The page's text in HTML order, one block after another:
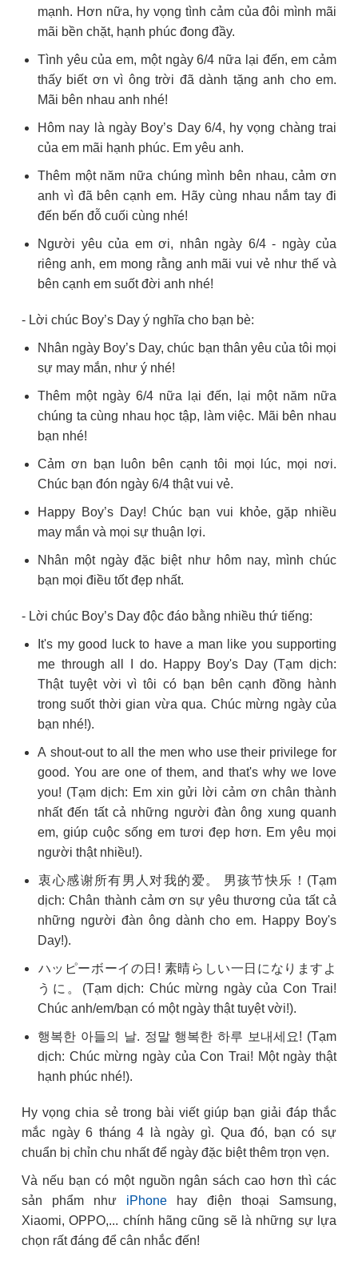
mạnh. Hơn nữa, hy vọng tình cảm của đôi mình mãi
mãi bền chặt, hạnh phúc đong đầy.
Tình yêu của em, một ngày 6/4 nữa lại đến, em cảm
thấy biết ơn vì ông trời đã dành tặng anh cho em.
Mãi bên nhau anh nhé!
Hôm nay là ngày Boy’s Day 6/4, hy vọng chàng trai
của em mãi hạnh phúc. Em yêu anh.
Thêm một năm nữa chúng mình bên nhau, cảm ơn
anh vì đã bên cạnh em. Hãy cùng nhau nắm tay đi
đến bến đỗ cuối cùng nhé!
Người yêu của em ơi, nhân ngày 6/4 - ngày của
riêng anh, em mong rằng anh mãi vui vẻ như thế và
bên cạnh em suốt đời anh nhé!
- Lời chúc Boy’s Day ý nghĩa cho bạn bè:
Nhân ngày Boy’s Day, chúc bạn thân yêu của tôi mọi
sự may mắn, như ý nhé!
Thêm một ngày 6/4 nữa lại đến, lại một năm nữa
chúng ta cùng nhau học tập, làm việc. Mãi bên nhau
bạn nhé!
Cảm ơn bạn luôn bên cạnh tôi mọi lúc, mọi nơi.
Chúc bạn đón ngày 6/4 thật vui vẻ.
Happy Boy’s Day! Chúc bạn vui khỏe, gặp nhiều
may mắn và mọi sự thuận lợi.
Nhân một ngày đặc biệt như hôm nay, mình chúc
bạn mọi điều tốt đẹp nhất.
- Lời chúc Boy’s Day độc đáo bằng nhiều thứ tiếng:
It's my good luck to have a man like you supporting
me through all I do. Happy Boy's Day (Tạm dịch:
Thật tuyệt vời vì tôi có bạn bên cạnh đồng hành
trong suốt thời gian vừa qua. Chúc mừng ngày của
bạn nhé!).
A shout-out to all the men who use their privilege for
good. You are one of them, and that's why we love
you! (Tạm dịch: Em xin gửi lời cảm ơn chân thành
nhất đến tất cả những người đàn ông xung quanh
em, giúp cuộc sống em tươi đẹp hơn. Em yêu mọi
người thật nhiều!).
衷心感谢所有男人对我的爱。 男孩节快乐！(Tạm
dịch: Chân thành cảm ơn sự yêu thương của tất cả
những người đàn ông dành cho em. Happy Boy's
Day!).
ハッピーボーイの日! 素晴らしい一日になりますよ
うに。(Tạm dịch: Chúc mừng ngày của Con Trai!
Chúc anh/em/bạn có một ngày thật tuyệt vời!).
행복한 아들의 날. 정말 행복한 하루 보내세요! (Tạm
dịch: Chúc mừng ngày của Con Trai! Một ngày thật
hạnh phúc nhé!).
Hy vọng chia sẻ trong bài viết giúp bạn giải đáp thắc
mắc ngày 6 tháng 4 là ngày gì. Qua đó, bạn có sự
chuẩn bị chỉn chu nhất để ngày đặc biệt thêm trọn vẹn.
Và nếu bạn có một nguồn ngân sách cao hơn thì các
sản phẩm như iPhone hay điện thoại Samsung,
Xiaomi, OPPO,... chính hãng cũng sẽ là những sự lựa
chọn rất đáng để cân nhắc đến!